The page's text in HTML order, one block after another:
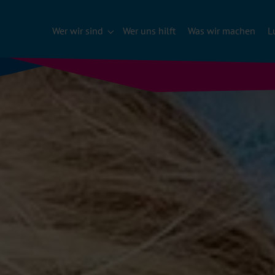
Wer wir sind
Submenu für "Wer wir sind"
Wer uns hilft Was wir machen